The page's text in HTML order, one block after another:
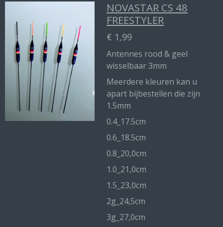
NOVASTAR CS 48
FREESTYLER
€ 1,99
Antennes rood & geel
wisselbaar 3mm
Meerdere kleuren kan u
apart bijbestellen die zijn
1.5mm
0.4_17.5cm
0.6_18.5cm
0.8_20,0cm
1.0_21,0cm
1.5_23,0cm
2g_24,5cm
3g_27,0cm